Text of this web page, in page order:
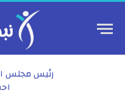
رئيس مجلس